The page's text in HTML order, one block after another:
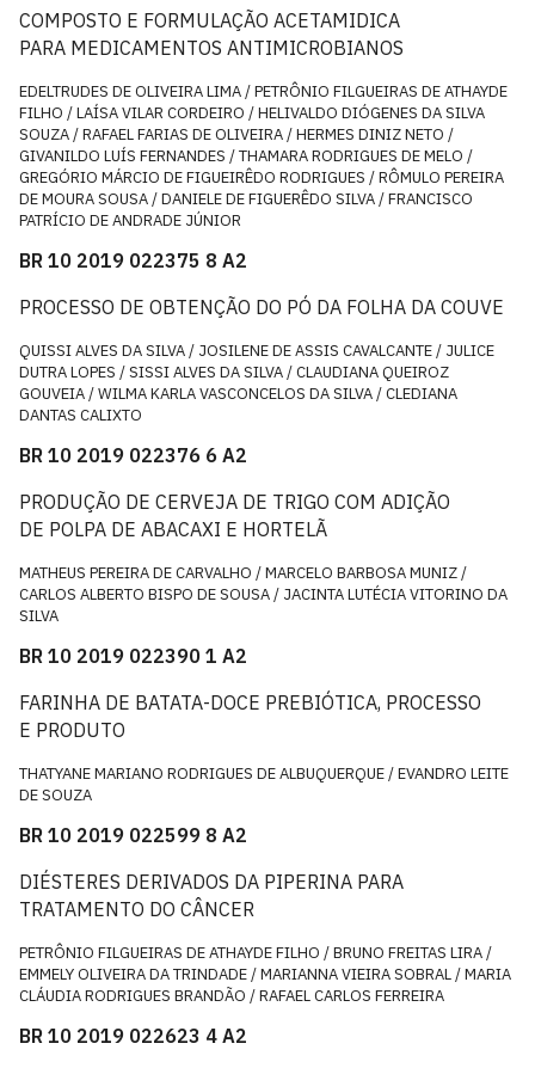
COMPOSTO E FORMULAÇÃO ACETAMIDICA
PARA MEDICAMENTOS ANTIMICROBIANOS
EDELTRUDES DE OLIVEIRA LIMA / PETRÔNIO FILGUEIRAS DE ATHAYDE
FILHO / LAÍSA VILAR CORDEIRO / HELIVALDO DIÓGENES DA SILVA
SOUZA / RAFAEL FARIAS DE OLIVEIRA / HERMES DINIZ NETO /
GIVANILDO LUÍS FERNANDES / THAMARA RODRIGUES DE MELO /
GREGÓRIO MÁRCIO DE FIGUEIRÊDO RODRIGUES / RÔMULO PEREIRA
DE MOURA SOUSA / DANIELE DE FIGUERÊDO SILVA / FRANCISCO
PATRÍCIO DE ANDRADE JÚNIOR
BR 10 2019 022375 8 A2
PROCESSO DE OBTENÇÃO DO PÓ DA FOLHA DA COUVE
QUISSI ALVES DA SILVA / JOSILENE DE ASSIS CAVALCANTE / JULICE
DUTRA LOPES / SISSI ALVES DA SILVA / CLAUDIANA QUEIROZ
GOUVEIA / WILMA KARLA VASCONCELOS DA SILVA / CLEDIANA
DANTAS CALIXTO
BR 10 2019 022376 6 A2
PRODUÇÃO DE CERVEJA DE TRIGO COM ADIÇÃO
DE POLPA DE ABACAXI E HORTELÃ
MATHEUS PEREIRA DE CARVALHO / MARCELO BARBOSA MUNIZ /
CARLOS ALBERTO BISPO DE SOUSA / JACINTA LUTÉCIA VITORINO DA
SILVA
BR 10 2019 022390 1 A2
FARINHA DE BATATA-DOCE PREBIÓTICA, PROCESSO
E PRODUTO
THATYANE MARIANO RODRIGUES DE ALBUQUERQUE / EVANDRO LEITE
DE SOUZA
BR 10 2019 022599 8 A2
DIÉSTERES DERIVADOS DA PIPERINA PARA
TRATAMENTO DO CÂNCER
PETRÔNIO FILGUEIRAS DE ATHAYDE FILHO / BRUNO FREITAS LIRA /
EMMELY OLIVEIRA DA TRINDADE / MARIANNA VIEIRA SOBRAL / MARIA
CLÁUDIA RODRIGUES BRANDÃO / RAFAEL CARLOS FERREIRA
BR 10 2019 022623 4 A2